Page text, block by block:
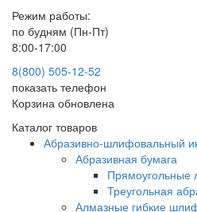
Режим работы:
по будням (Пн-Пт)
8:00-17:00
8(800) 505-12-52
показать телефон
Корзина обновлена
Каталог товаров
Абразивно-шлифовальный
Абразивная бумага
Прямоугольные
Треугольная
Алмазные гибкие